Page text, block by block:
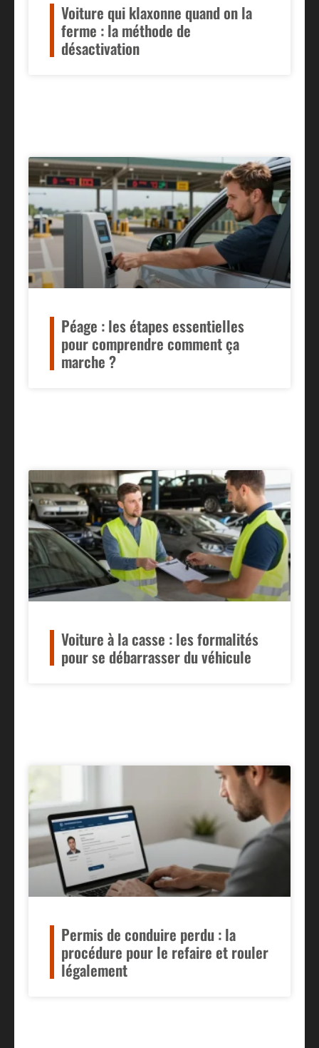
Voiture qui klaxonne quand on la
ferme : la méthode de
désactivation
Péage : les étapes essentielles
pour comprendre comment ça
marche ?
Voiture à la casse : les formalités
pour se débarrasser du véhicule
Permis de conduire perdu : la
procédure pour le refaire et rouler
légalement